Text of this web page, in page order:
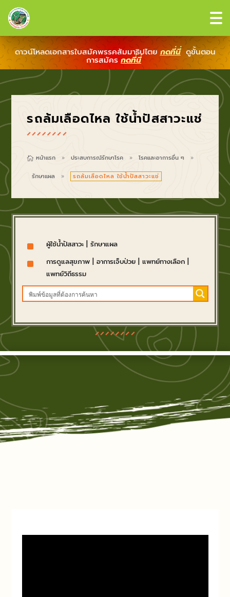
ดาวน์โหลดเอกสารใบสมัคพรรคสัมมาธิปไตย กดที่นี่ ดูขั้นตอน
การสมัครกดที่นี่
รถล้มเลือดไหล ใช้น้ำปัสสาวะแช่
 หน้าแรก 9 ประสบการณ์รักษาโรค 9 โรคและอาการอื่น ๆ 9
รักษาแผล 9 รถล้มเลือดไหล ใช้น้ำปัสสาวะแช่
^ ผู้ใช้น้ำปัสสาวะ| รักษาแผล
^ การดูแลสุขภาพ| อาการเจ็บป่วย| แพทย์ทางเลือก|
แพทย์วิถีธรรม